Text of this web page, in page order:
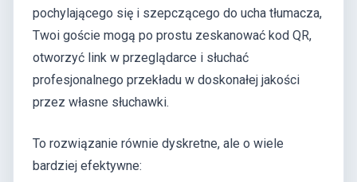
pochylającego się i szepczącego do ucha tłumacza,
Twoi goście mogą po prostu zeskanować kod QR,
otworzyć link w przeglądarce i słuchać
profesjonalnego przekładu w doskonałej jakości
przez własne słuchawki.
To rozwiązanie równie dyskretne, ale o wiele
bardziej efektywne: